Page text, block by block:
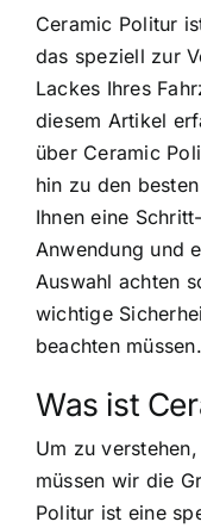
Ceramic Politur
das speziell zur
Lackes Ihres
diesem Artikel
über Ceramic
hin zu den
Ihnen eine
Anwendung und
Auswahl achten
wichtige
beachten müssen.
Was ist
Um zu
müssen wir die
Politur ist eine